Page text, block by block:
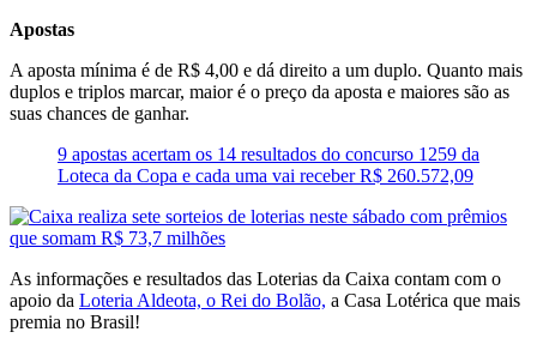
Apostas
A aposta mínima é de R$ 4,00 e dá direito a um duplo. Quanto mais
duplos e triplos marcar, maior é o preço da aposta e maiores são as
suas chances de ganhar.
9 apostas acertam os 14 resultados do concurso 1259 da
Loteca da Copa e cada uma vai receber R$ 260.572,09
As informações e resultados das Loterias da Caixa contam com o
apoio da Loteria Aldeota, o Rei do Bolão, a Casa Lotérica que mais
premia no Brasil!